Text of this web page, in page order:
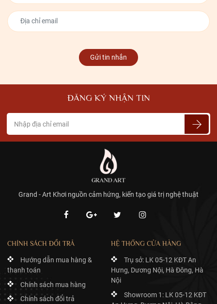
Gửi tin nhắn
ĐĂNG KÝ NHẬN TIN
Grand - Art Khơi nguồn cảm hứng, kiến tạo giá trị nghệ thuật
CHÍNH SÁCH ĐỔI TRẢ
Hướng dẫn mua hàng &
thanh toán
Chính sách mua hàng
Chính sách đổi trả
HỆ THỐNG CỬA HÀNG
Trụ sở: LK 05-12 KĐT An
Hưng, Dương Nội, Hà Đông, Hà
Nội
Showroom 1: LK 05-12 KĐT